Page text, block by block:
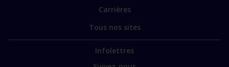
Carrières
Tous nos sites
Infolettres